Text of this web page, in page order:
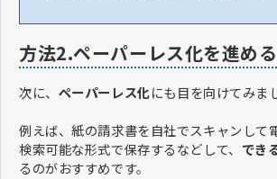
方法2.ペーパーレス化を進める
次に、 ペーパーレス化にも目を向けてみま
例えば、紙の請求書を自社でスキャンして
検索可能な形式で保存するなどして、 でき
るのがおすすめです。